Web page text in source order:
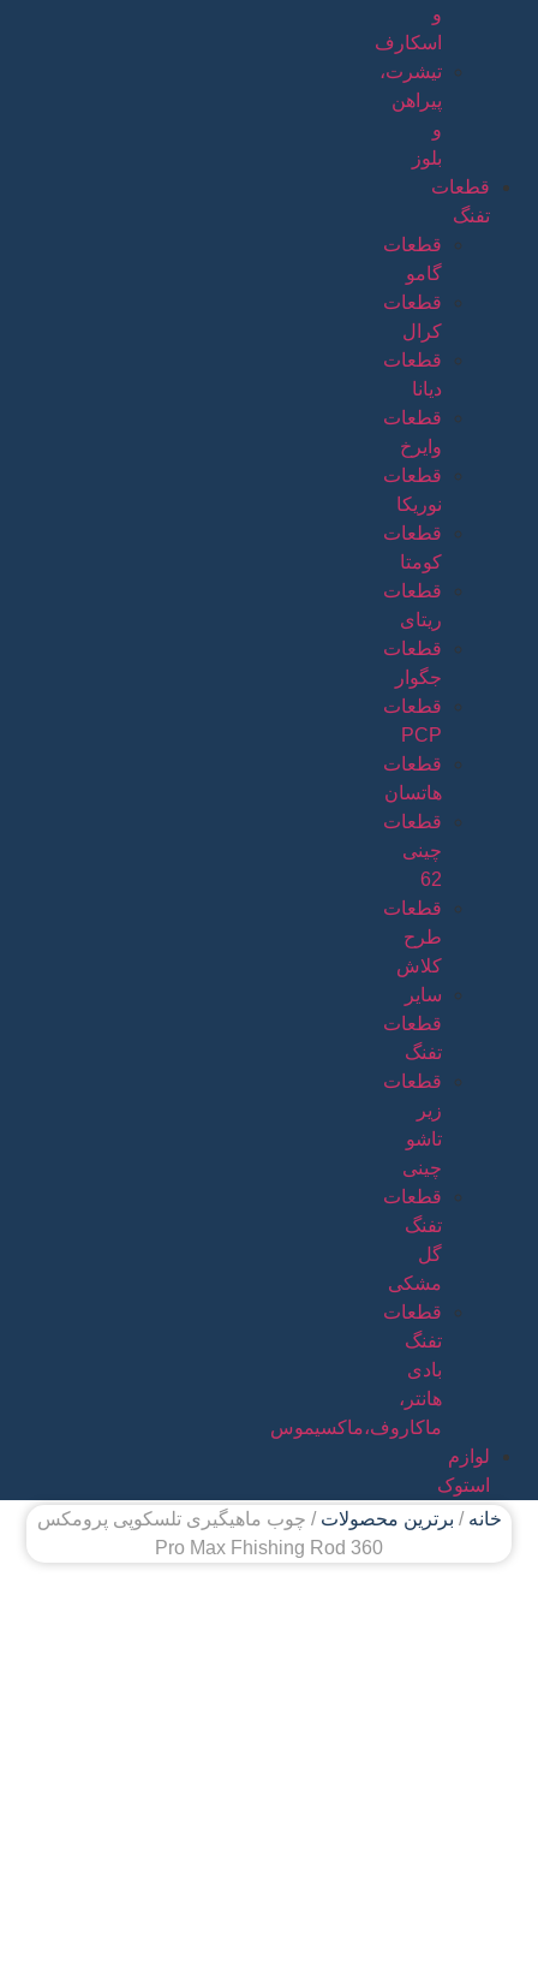
و
اسکارف
تیشرت،
پیراهن
و
بلوز
قطعات
تفنگ
قطعات
گامو
قطعات
کرال
قطعات
دیانا
قطعات
وایرخ
قطعات
نوریکا
قطعات
کومتا
قطعات
ریتای
قطعات
جگوار
قطعات
PCP
قطعات
هاتسان
قطعات
چینی
62
قطعات
طرح
کلاش
سایر
قطعات
تفنگ
قطعات
زیر
تاشو
چینی
قطعات
تفنگ
گل
مشکی
قطعات
تفنگ
بادی
هانتر،
ماکاروف،ماکسیموس
لوازم
استوک
خانه / برترین محصولات / چوب ماهیگیری تلسکوپی پرومکس
360 Pro Max Fhishing Rod